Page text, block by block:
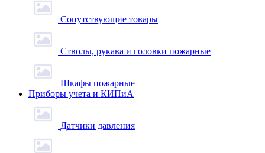
Сопутствующие товары
Стволы, рукава и головки пожарные
Шкафы пожарные
Приборы учета и КИПиА
Датчики давления